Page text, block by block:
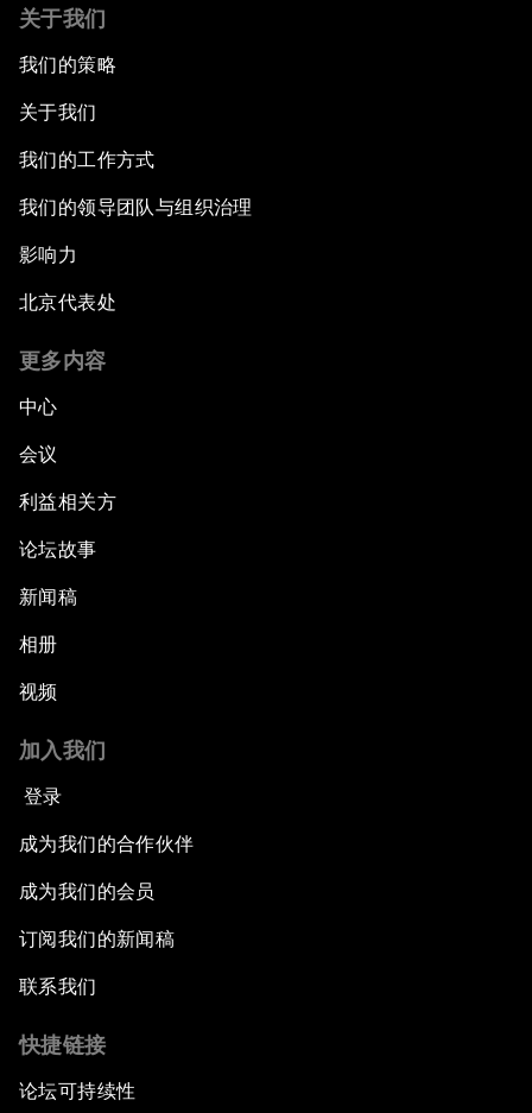
关于我们
我们的策略
关于我们
我们的工作方式
我们的领导团队与组织治理
影响力
北京代表处
更多内容
中心
会议
利益相关方
论坛故事
新闻稿
相册
视频
加入我们
登录
成为我们的合作伙伴
成为我们的会员
订阅我们的新闻稿
联系我们
快捷链接
论坛可持续性